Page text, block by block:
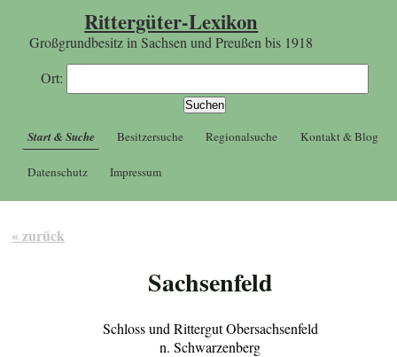
Rittergüter-Lexikon
Großgrundbesitz in Sachsen und Preußen bis 1918
Ort:
Start & Suche Besitzersuche Regionalsuche Kontakt & Blog
Datenschutz Impressum
« zurück
Sachsenfeld
Schloss und Rittergut Obersachsenfeld
n. Schwarzenberg